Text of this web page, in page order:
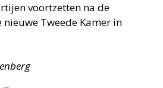
voortzetten na de
nieuwe Tweede Kamer in